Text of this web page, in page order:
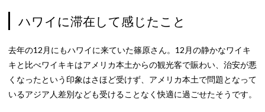
ハワイに滞在して感じたこと
去年の12月にもハワイに来ていた篠原さん。12月の静かなワイキ
キと比べワイキキはアメリカ本土からの観光客で賑わい、治安が悪
くなったという印象はさほど受けず、アメリカ本土で問題となって
いるアジア人差別なども受けることなく快適に過ごせたそうです。